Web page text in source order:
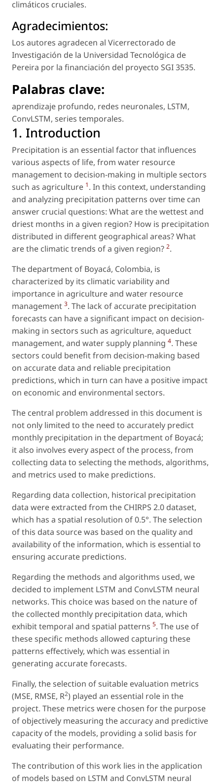
climáticos cruciales.
Agradecimientos:
Los autores agradecen al Vicerrectorado de
Investigación de la Universidad Tecnológica de
Pereira por la financiación del proyecto SGI 3535.
Palabras clave:
aprendizaje profundo, redes neuronales, LSTM,
ConvLSTM, series temporales.
1. Introduction
Precipitation is an essential factor that influences
various aspects of life, from water resource
management to decision-making in multiple sectors
such as agriculture 1. In this context, understanding
and analyzing precipitation patterns over time can
answer crucial questions: What are the wettest and
driest months in a given region? How is precipitation
distributed in different geographical areas? What
are the climatic trends of a given region? 2.
The department of Boyacá, Colombia, is
characterized by its climatic variability and
importance in agriculture and water resource
management 3. The lack of accurate precipitation
forecasts can have a significant impact on decision-
making in sectors such as agriculture, aqueduct
management, and water supply planning 4. These
sectors could benefit from decision-making based
on accurate data and reliable precipitation
predictions, which in turn can have a positive impact
on economic and environmental sectors.
The central problem addressed in this document is
not only limited to the need to accurately predict
monthly precipitation in the department of Boyacá;
it also involves every aspect of the process, from
collecting data to selecting the methods, algorithms,
and metrics used to make predictions.
Regarding data collection, historical precipitation
data were extracted from the CHIRPS 2.0 dataset,
which has a spatial resolution of 0.5°. The selection
of this data source was based on the quality and
availability of the information, which is essential to
ensuring accurate predictions.
Regarding the methods and algorithms used, we
decided to implement LSTM and ConvLSTM neural
networks. This choice was based on the nature of
the collected monthly precipitation data, which
exhibit temporal and spatial patterns 5. The use of
these specific methods allowed capturing these
patterns effectively, which was essential in
generating accurate forecasts.
Finally, the selection of suitable evaluation metrics
(MSE, RMSE, R2) played an essential role in the
project. These metrics were chosen for the purpose
of objectively measuring the accuracy and predictive
capacity of the models, providing a solid basis for
evaluating their performance.
The contribution of this work lies in the application
of models based on LSTM and ConvLSTM neural